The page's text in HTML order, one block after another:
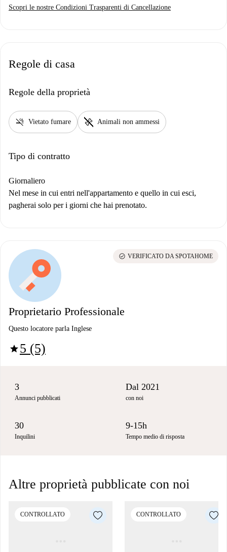
Scopri le nostre Condizioni Trasparenti di Cancellazione
Regole di casa
Regole della proprietà
smoke_free Vietato fumare pet_supplies Animali non ammessi
Tipo di contratto
Giornaliero
Nel mese in cui entri nell'appartamento e quello in cui esci,
pagherai solo per i giorni che hai prenotato.
Proprietario Professionale
Questo locatore parla Inglese
star5 (5)
check_circle VERIFICATO DA SPOTAHOME
3
Annunci pubblicati
Dal 2021
con noi
30
Inquilini
9-15h
Tempo medio di risposta
Altre proprietà pubblicate con noi
CONTROLLATO CONTROLLATO